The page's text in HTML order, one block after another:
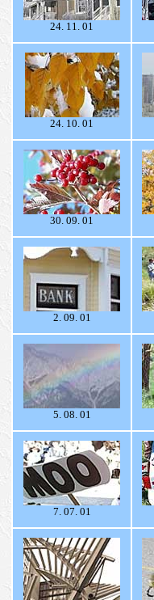
24. 11. 01
24. 10. 01
30. 09. 01
2. 09. 01
5. 08. 01
7. 07. 01